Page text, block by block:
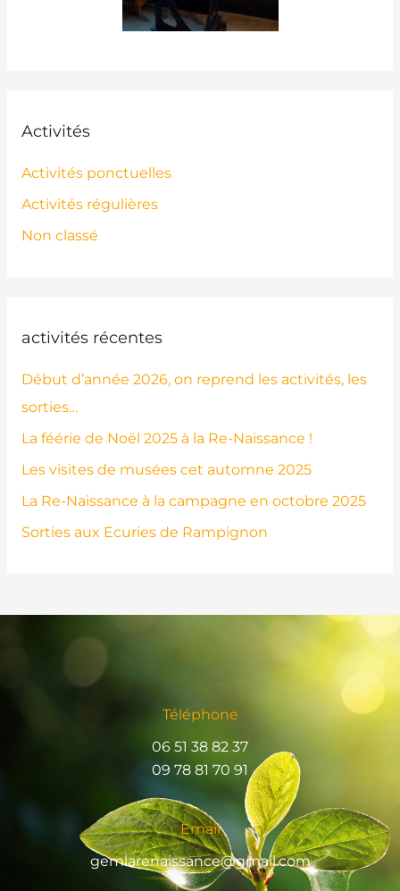
Activités
Activités ponctuelles
Activités régulières
Non classé
activités récentes
Début d’année 2026, on reprend les activités, les
sorties…
La féérie de Noël 2025 à la Re-Naissance !
Les visites de musées cet automne 2025
La Re-Naissance à la campagne en octobre 2025
Sorties aux Ecuries de Rampignon
Téléphone
06 51 38 82 37
09 78 81 70 91
Email
gemlarenaissance@gmail.com